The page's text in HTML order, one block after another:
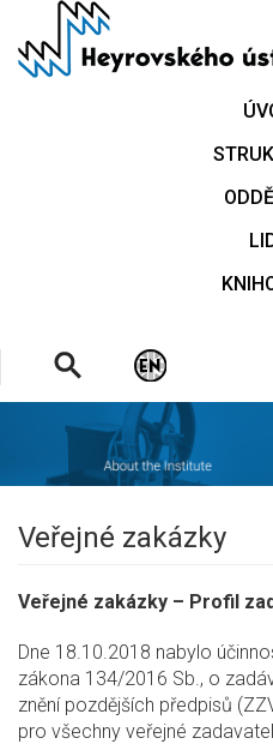
hlavnímu
Veřejné zakázky
Veřejné zakázky – Profil
Dne 18.10.2018 nabylo
zákona 134/2016 Sb., o
znění pozdějších předpisů
pro všechny veřejné